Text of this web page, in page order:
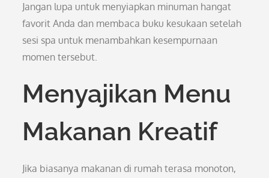
Jangan lupa untuk menyiapkan minuman hangat
favorit Anda dan membaca buku kesukaan setelah
sesi spa untuk menambahkan kesempurnaan
momen tersebut.
Menyajikan Menu
Makanan Kreatif
Jika biasanya makanan di rumah terasa monoton,